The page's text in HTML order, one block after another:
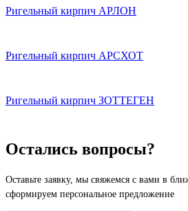
Ригельный кирпич АРЛОН
Ригельный кирпич АРСХОТ
Ригельный кирпич ЗОТТЕГЕН
Остались вопросы?
Оставьте заявку, мы свяжемся с вами в
сформируем персональное предложение